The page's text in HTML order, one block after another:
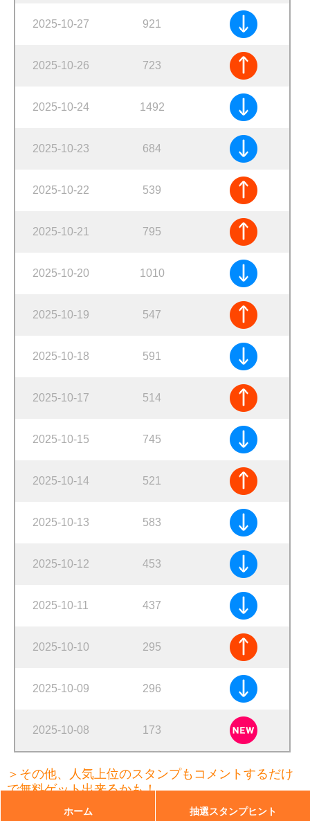
ホーム 抽選スタンプヒント
2025-10-27 921
2025-10-26 723
2025-10-24 1492
2025-10-23 684
2025-10-22 539
2025-10-21 795
2025-10-20 1010
2025-10-19 547
2025-10-18 591
2025-10-17 514
2025-10-15 745
2025-10-14 521
2025-10-13 583
2025-10-12 453
2025-10-11 437
2025-10-10 295
2025-10-09 296
2025-10-08 173
＞その他、人気上位のスタンプもコメントするだけ
で無料ゲット出来るかも！